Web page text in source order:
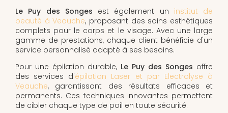
Le Puy des Songes est également un institut de
beauté à Veauche, proposant des soins esthétiques
complets pour le corps et le visage. Avec une large
gamme de prestations, chaque client bénéficie d'un
service personnalisé adapté à ses besoins.
Pour une épilation durable, Le Puy des Songes offre
des services d'épilation Laser et par Electrolyse à
Veauche, garantissant des résultats efficaces et
permanents. Ces techniques innovantes permettent
de cibler chaque type de poil en toute sécurité.